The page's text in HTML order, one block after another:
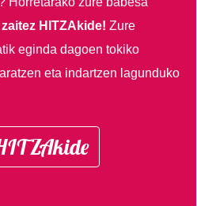
zaitez HITZAkide!Zure
eginda dagoen tokiko
eta indartzen lagunduko